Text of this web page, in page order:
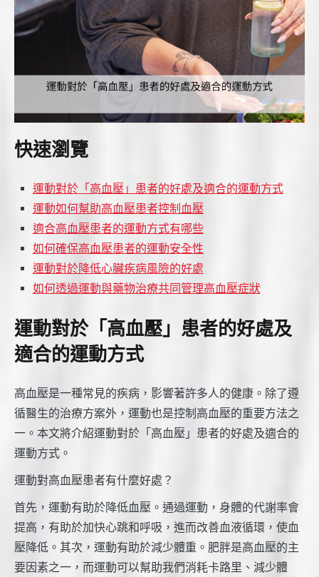
快速瀏覽
運動對於「高血壓」患者的好處及適合的運動方式
運動如何幫助高血壓患者控制血壓
適合高血壓患者的運動方式有哪些
如何確保高血壓患者的運動安全性
運動對於降低心臟疾病風險的好處
如何透過運動與藥物治療共同管理高血壓症狀
運動對於「高血壓」患者的好處及
適合的運動方式
高血壓是一種常見的疾病，影響著許多人的健康。除了遵
循醫生的治療方案外，運動也是控制高血壓的重要方法之
一。本文將介紹運動對於「高血壓」患者的好處及適合的
運動方式。
運動對高血壓患者有什麼好處？
首先，運動有助於降低血壓。通過運動，身體的代謝率會
提高，有助於加快心跳和呼吸，進而改善血液循環，使血
壓降低。其次，運動有助於減少體重。肥胖是高血壓的主
要因素之一，而運動可以幫助我們消耗卡路里、減少體